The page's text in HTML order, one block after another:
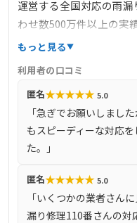
運営する全国対応の雨
わせ数500万件以上の実
で、緊急の雨漏りトラブ
ど、部分修理から大規模
す。見積もり後の追加
点も特徴です。
もっと見る
利用者の口コミ
匿名★★★★★ 5.0
「急ぎでお願いしまし
もスピーディーな対応
た。」
匿名★★★★★ 5.0
「いくつかの業者さん
漏り修理110番さんの対